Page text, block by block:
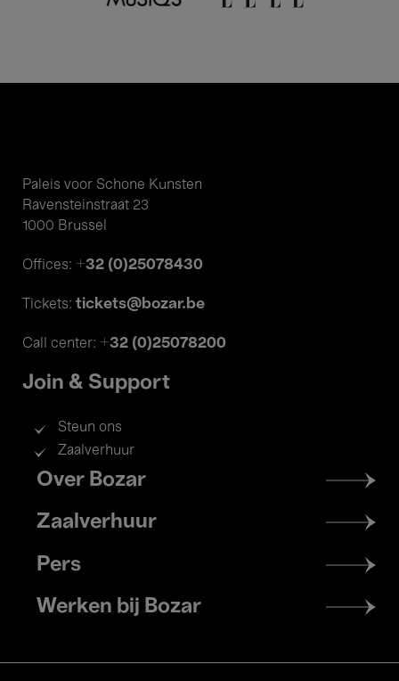
Paleis voor Schone Kunsten
Ravensteinstraat 23
1000 Brussel
Offices: +32 (0)25078430
Tickets: tickets@bozar.be
Call center: +32 (0)25078200
Join & Support
Steun ons
Zaalverhuur
Footer
menu
Over Bozar
Zaalverhuur
Pers
Werken bij Bozar